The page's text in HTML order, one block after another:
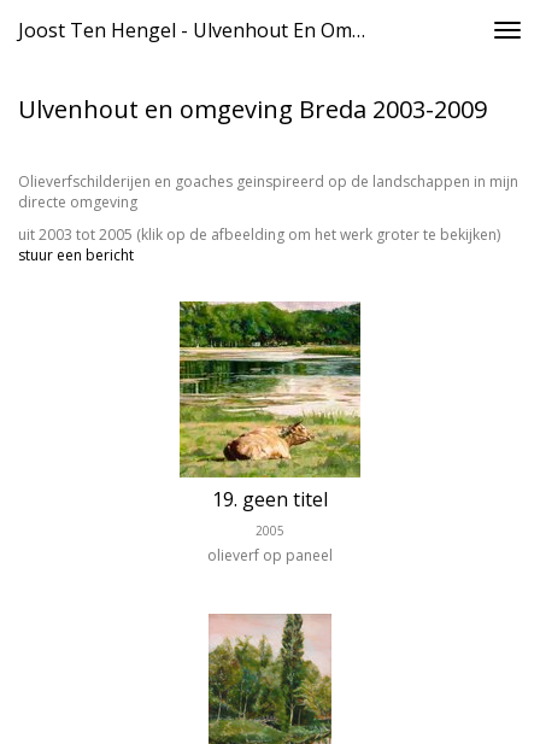
Joost Ten Hengel - Ulvenhout En Omgeving Breda 2003-2009
Ulvenhout en omgeving Breda 2003-2009
Olieverfschilderijen en goaches geinspireerd op de landschappen in mijn
directe omgeving
uit 2003 tot 2005 (klik op de afbeelding om het werk groter te bekijken)
stuur een bericht
19. geen titel
2005
olieverf op paneel